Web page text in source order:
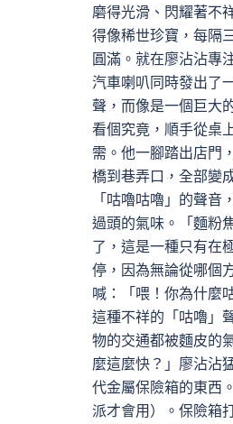
磨得光滑、閃耀著不
得像稀世珍寶，每隔
圓滿。就在廖沾沾專
汽車喇叭同時發出了
聲，而像是一個巨大
看個究竟，順手從桌
需。他一腳踏出店門
橋到巷弄口，全部變
「咕嚕咕嚕」的聲
過頭的氣味。「麵粉
了，這是一種只有在
停，因為無論從哪個
喊：「喂！你為什麼
這種不祥的「咕嚕」
物的交通都被麵皮的
麼這麼快？」廖沾沾
代金屬保險箱的東西
派才會用）。保險箱